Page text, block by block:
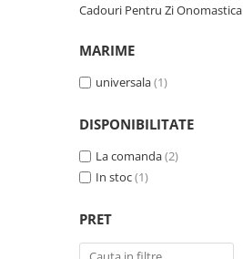
Cadouri Pentru Zi Onomastica
MARIME
universala(1)
DISPONIBILITATE
La comanda(2)
In stoc(1)
PRET